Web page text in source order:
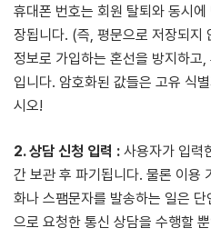
휴대폰 번호는 회원 탈퇴와 동시
장됩니다. (즉, 평문으로 저장되지
정보로 가입하는 혼선을 방지하고
입니다. 암호화된 값들은 고유 식
시오!
2. 상담 신청 입력 : 사용자가 입력
간 보관 후 파기됩니다. 물론 이용
화나 스팸문자를 발송하는 일은
으로 요청한 통신 상담을 수행할